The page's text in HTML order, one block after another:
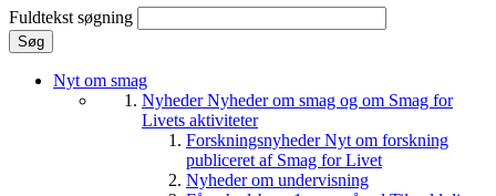
Fuldtekst søgning
Nyt om smag
NyhederNyheder om smag og om Smag for
Livets aktiviteter
ForskningsnyhederNyt om forskning
publiceret af Smag for Livet
Nyheder om undervisning